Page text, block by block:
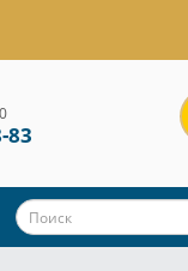
83